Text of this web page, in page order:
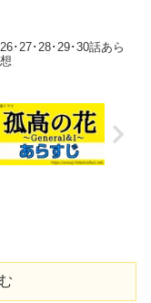
･27･28･29･30話あら